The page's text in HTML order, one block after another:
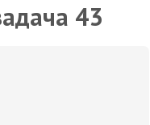
43